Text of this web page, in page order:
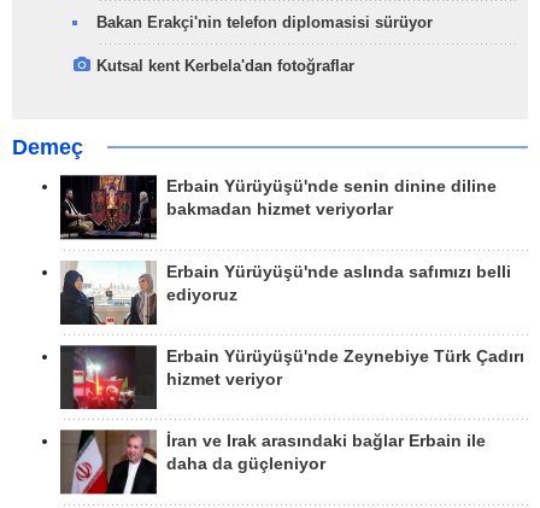
Bakan Erakçi'nin telefon diplomasisi sürüyor
Kutsal kent Kerbela'dan fotoğraflar
Demeç
Erbain Yürüyüşü'nde senin dinine diline
bakmadan hizmet veriyorlar
Erbain Yürüyüşü'nde aslında safımızı belli
ediyoruz
Erbain Yürüyüşü'nde Zeynebiye Türk Çadırı
hizmet veriyor
İran ve Irak arasındaki bağlar Erbain ile
daha da güçleniyor